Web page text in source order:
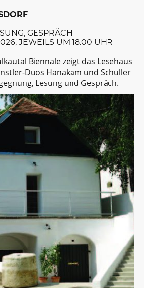
GESPRÄCH
JEWEILS UM 18:00 UHR
Biennale zeigt das Lesehaus
Duos Hanakam und Schuller
Lesung und Gespräch.